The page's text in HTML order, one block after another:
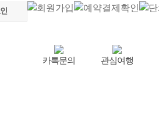
카톡문의 관심여행